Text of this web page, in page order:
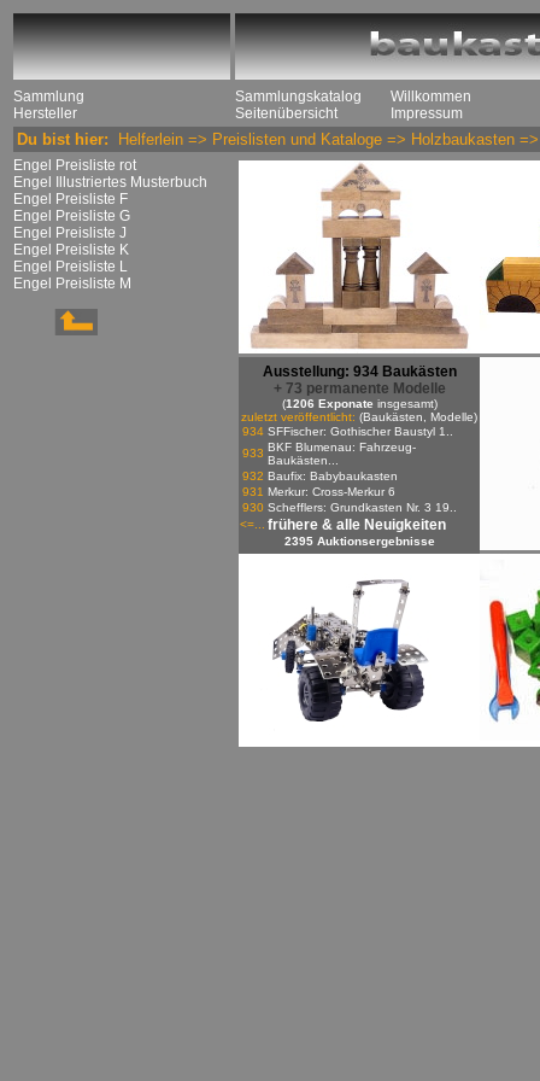
Sammlung
Hersteller
Sammlungskatalog
Seitenübersicht
Willkommen
Impressum
Du bist hier: Helferlein => Preislisten und Kataloge => Holzbaukasten
Engel Preisliste rot
Engel Illustriertes Musterbuch
Engel Preisliste F
Engel Preisliste G
Engel Preisliste J
Engel Preisliste K
Engel Preisliste L
Engel Preisliste M
Ausstellung: 934 Baukästen
+ 73 permanente Modelle
(1206 Exponate insgesamt)
zuletzt veröffentlicht: (Baukästen, Modelle)
934 SFFischer: Gothischer Baustyl 1..
933 BKF Blumenau: Fahrzeug-
Baukästen...
932 Baufix: Babybaukasten
931 Merkur: Cross-Merkur 6
930 Schefflers: Grundkasten Nr. 3 19..
<=...
frühere & alle Neuigkeiten
2395 Auktionsergebnisse